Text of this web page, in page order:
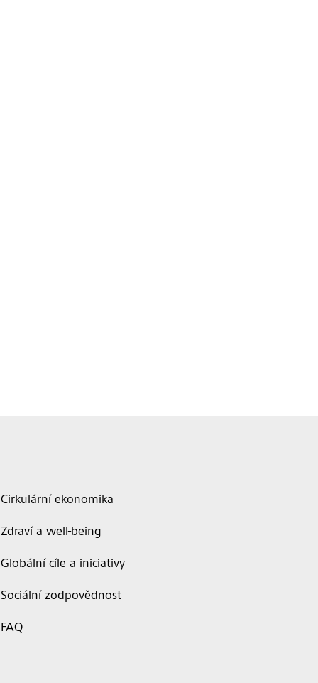
Cirkulární ekonomika
Zdraví a well-being
Globální cíle a iniciativy
Sociální zodpovědnost
FAQ